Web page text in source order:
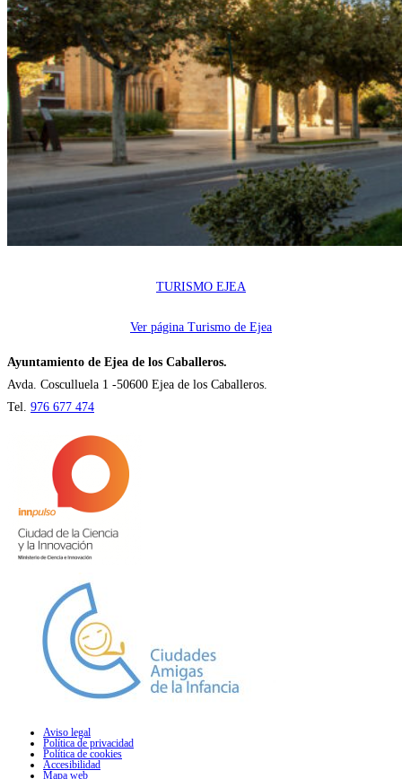
TURISMO EJEA
Ver página Turismo de Ejea
Ayuntamiento de Ejea de los Caballeros.
Avda. Cosculluela 1 -50600 Ejea de los Caballeros.
Tel. 976 677 474
Aviso legal
Política de privacidad
Política de cookies
Accesibilidad
Mapa web